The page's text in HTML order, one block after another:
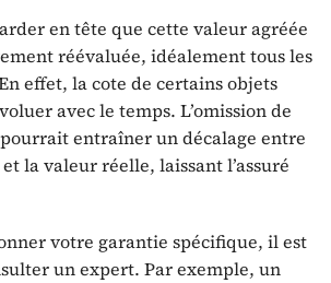
en tête que cette valeur agréée
réévaluée, idéalement tous les
effet, la cote de certains objets
avec le temps. L’omission de
entraîner un décalage entre
la valeur réelle, laissant l’assuré
votre garantie spécifique, il est
un expert. Par exemple, un